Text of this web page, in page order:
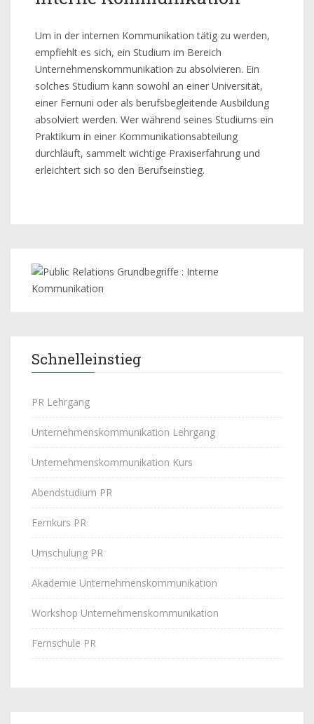
Um in der internen Kommunikation tätig zu werden,
empfiehlt es sich, ein Studium im Bereich
Unternehmenskommunikation zu absolvieren. Ein
solches Studium kann sowohl an einer Universität,
einer Fernuni oder als berufsbegleitende Ausbildung
absolviert werden. Wer während seines Studiums ein
Praktikum in einer Kommunikationsabteilung
durchläuft, sammelt wichtige Praxiserfahrung und
erleichtert sich so den Berufseinstieg.
Schnelleinstieg
PR Lehrgang
Unternehmenskommunikation Lehrgang
Unternehmenskommunikation Kurs
Abendstudium PR
Fernkurs PR
Umschulung PR
Akademie Unternehmenskommunikation
Workshop Unternehmenskommunikation
Fernschule PR